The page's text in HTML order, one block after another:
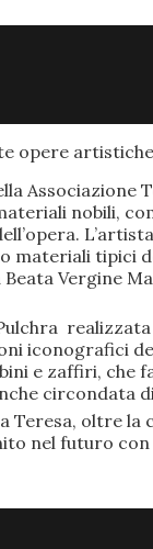
opere
Associazione
nobili,
materiali
Vergine
iconografici
e zaffiri, che
circondata
Teresa, oltre la
nel futuro